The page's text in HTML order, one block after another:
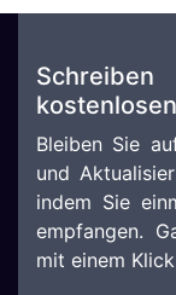
Bleiben Sie
und
indem Sie
empfangen.
mit einem